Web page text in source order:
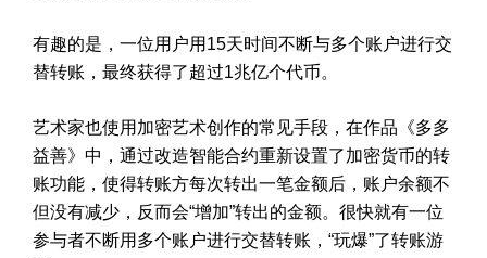
有趣的是，一位用户用15天时间不断与多个账户进行交
替转账，最终获得了超过1兆亿个代币。
艺术家也使用加密艺术创作的常见手段，在作品《多多
益善》中，通过改造智能合约重新设置了加密货币的转
账功能，使得转账方每次转出一笔金额后，账户余额不
但没有减少，反而会“增加”转出的金额。很快就有一位
参与者不断用多个账户进行交替转账，“玩爆”了转账游